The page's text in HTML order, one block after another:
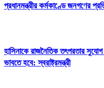
প্রধানমন্ত্রীর কর্মকাণ্ডে জনগণের
হাসিনাকে রাজনৈতিক তৎপরতার
ভাবতে হবে: স্বরাষ্ট্রমন্ত্রী